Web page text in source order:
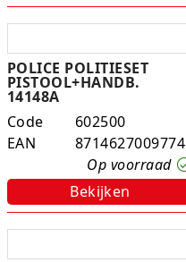
POLICE POLITIESET
PISTOOL+HANDB.
14148A
Code
602500
EAN
8714627009774
Op voorraad
Bekijken